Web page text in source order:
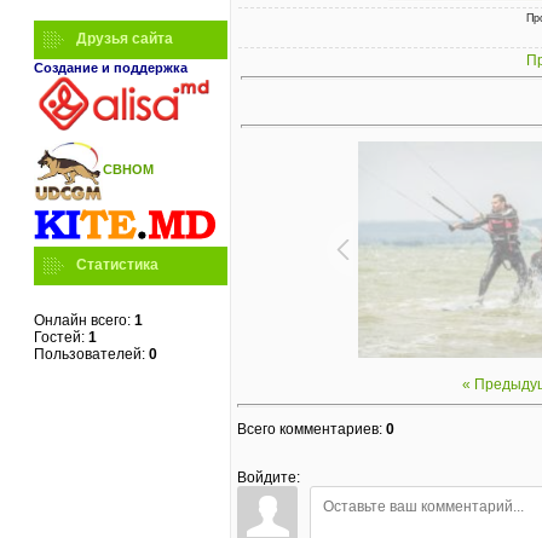
Друзья сайта
Создание и поддержка
СВНОМ
Статистика
Онлайн всего: 1
Гостей: 1
Пользователей: 0
«
Всего комментариев: 0
Войдите: